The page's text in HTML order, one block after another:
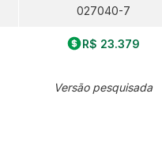
027040-7
R$ 23.379
Versão pesquisada